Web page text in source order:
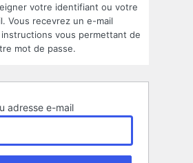
votre identifiant ou votre
Vous recevrez un e-mail
vous permettant de
mot de passe.
adresse e-mail